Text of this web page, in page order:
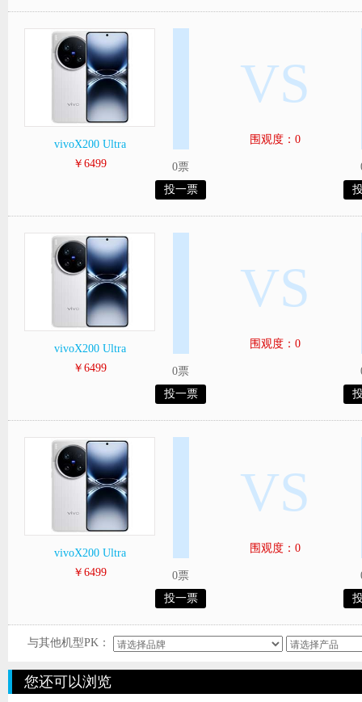
vivoX200 Ultra
￥6499
0票
投一票
VS
围观度：0
vivoX200 Ultra
￥6499
0票
投一票
VS
围观度：0
vivoX200 Ultra
￥6499
0票
投一票
VS
围观度：0
与其他机型PK：
您还可以浏览